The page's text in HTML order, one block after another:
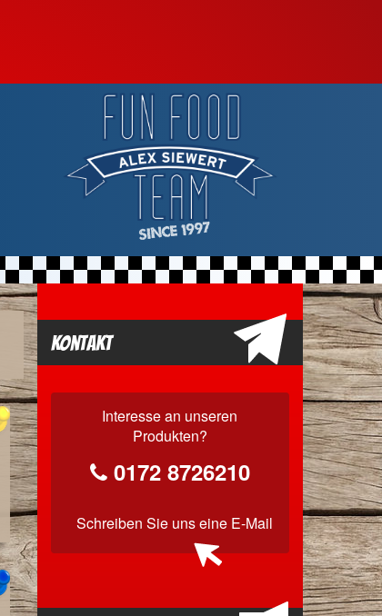
Kontakt
Interesse an unseren
Produkten?
0172 8726210
Schreiben Sie unseine E-Mail